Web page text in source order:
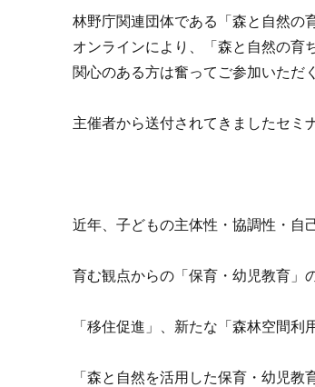
林野庁関連団体である「森と自然の
オンラインにより、「森と自然の育
関心のある方は奮ってご参加いただ
主催者から送付されてきましたセミ
近年、子どもの主体性・協調性・自
育む観点からの「保育・幼児教育」
「移住促進」、新たな「森林空間利
「森と自然を活用した保育・幼児教